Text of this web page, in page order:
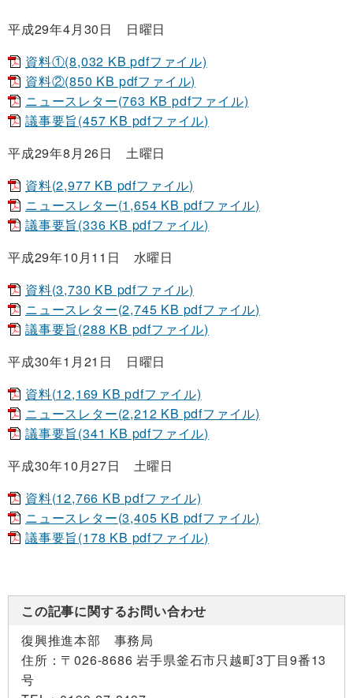
平成29年4月30日 日曜日
資料①(8,032 KB pdfファイル)
資料②(850 KB pdfファイル)
ニュースレター(763 KB pdfファイル)
議事要旨(457 KB pdfファイル)
平成29年8月26日 土曜日
資料(2,977 KB pdfファイル)
ニュースレター(1,654 KB pdfファイル)
議事要旨(336 KB pdfファイル)
平成29年10月11日 水曜日
資料(3,730 KB pdfファイル)
ニュースレター(2,745 KB pdfファイル)
議事要旨(288 KB pdfファイル)
平成30年1月21日 日曜日
資料(12,169 KB pdfファイル)
ニュースレター(2,212 KB pdfファイル)
議事要旨(341 KB pdfファイル)
平成30年10月27日 土曜日
資料(12,766 KB pdfファイル)
ニュースレター(3,405 KB pdfファイル)
議事要旨(178 KB pdfファイル)
この記事に関するお問い合わせ
復興推進本部 事務局
住所： 〒026-8686 岩手県釜石市只越町3丁目9番13
号